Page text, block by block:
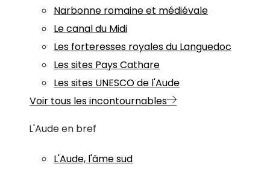
Narbonne romaine et médiévale
Le canal du Midi
Les forteresses royales du Languedoc
Les sites Pays Cathare
Les sites UNESCO de l'Aude
Voir tous les incontournables
L'Aude en bref
L'Aude, l'âme sud